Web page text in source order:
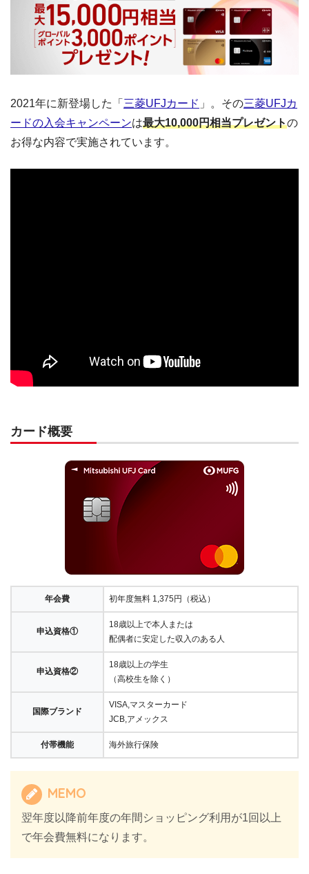
2021年に新登場した「 三菱UFJカード 」。その三菱UFJカ
ードの入会キャンペーンは最大10,000円相当プレゼントの
お得な内容で実施されています。
カード概要
年会費 初年度無料 1,375円（税込）
申込資格①
18歳以上で本人または
配偶者に安定した収入のある人
申込資格②
18歳以上の学生
（高校生を除く）
国際ブランド
VISA,マスターカード
JCB,アメックス
付帯機能 海外旅行保険
MEMO
翌年度以降前年度の年間ショッピング利用が1回以上
で年会費無料になります。